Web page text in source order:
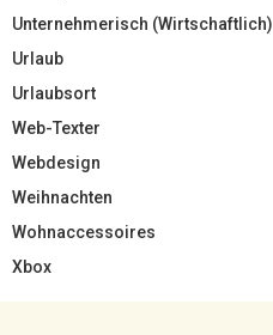
Unternehmerisch (Wirtschaftlich)
Urlaub
Urlaubsort
Web-Texter
Webdesign
Weihnachten
Wohnaccessoires
Xbox